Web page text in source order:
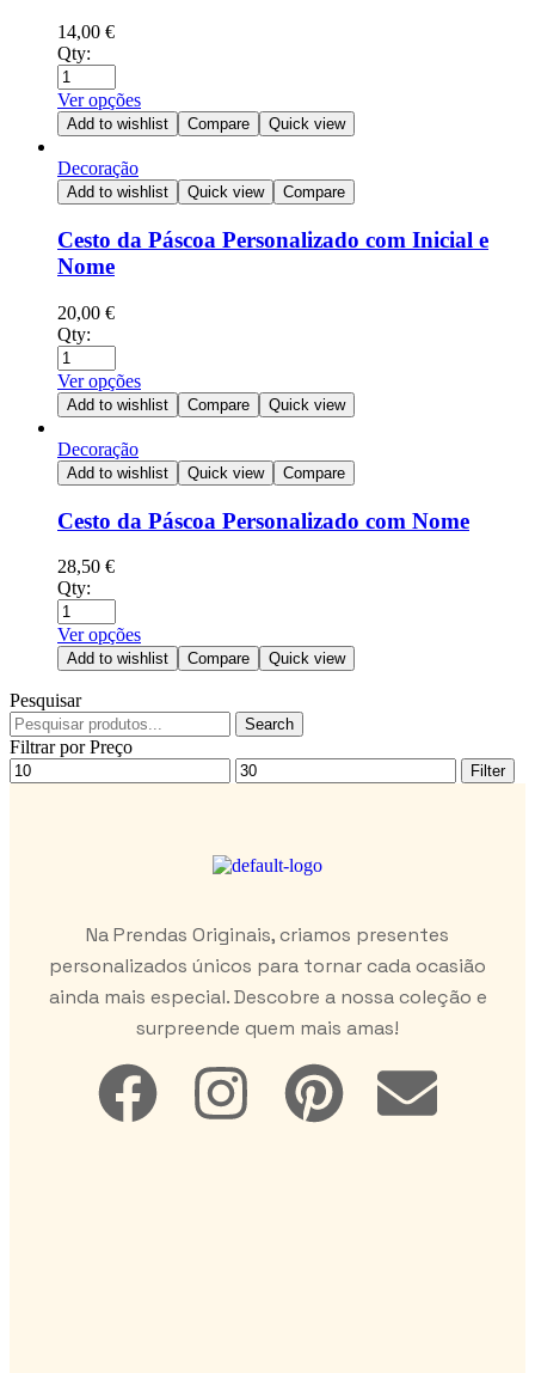
14,00 €
Qty:
Ver opções
Add to wishlist Compare Quick view
Decoração
Add to wishlist Quick view Compare
Cesto da Páscoa Personalizado com Inicial e
Nome
20,00 €
Qty:
Ver opções
Add to wishlist Compare Quick view
Decoração
Add to wishlist Quick view Compare
Cesto da Páscoa Personalizado com Nome
28,50 €
Qty:
Ver opções
Add to wishlist Compare Quick view
Pesquisar
Search
Filtrar por Preço
Filter
Na Prendas Originais, criamos presentes
personalizados únicos para tornar cada ocasião
ainda mais especial. Descobre a nossa coleção e
surpreende quem mais amas!